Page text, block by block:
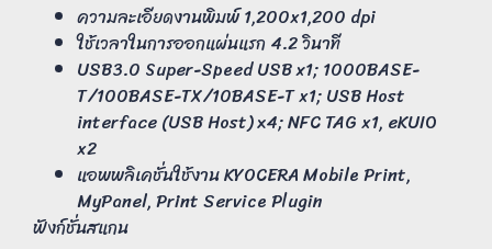
ความละเอียดงานพิมพ์ 1,200x1,200 dpi
ใช้เวลาในการออกแผ่นแรก 4.2 วินาที
USB3.0 Super-Speed USB x1; 1000BASE-
T/100BASE-TX/10BASE-T x1; USB Host
interface (USB Host) x4; NFC TAG x1, eKUIO
x2
แอพพลิเคชั่นใช้งาน KYOCERA Mobile Print,
MyPanel, Print Service Plugin
ฟังก์ชั่นสแกน